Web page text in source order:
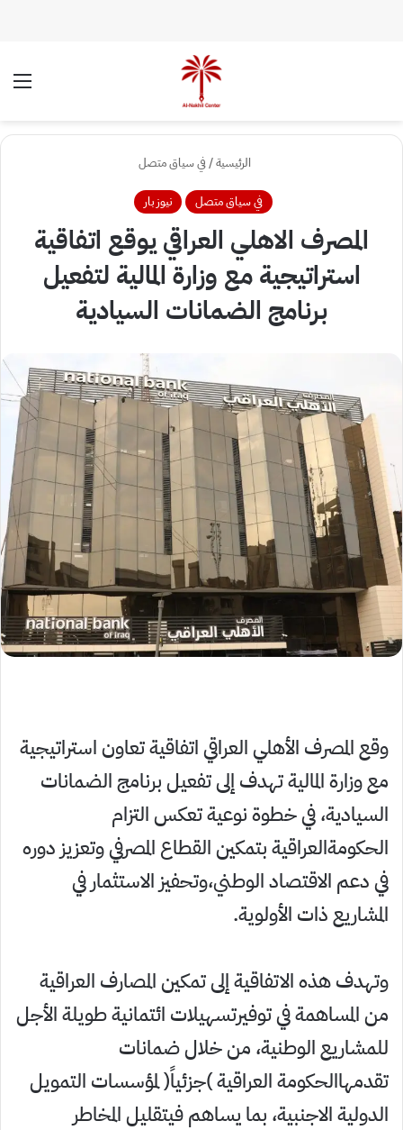
الرئيسية/في سياق متصل
في سياق متصل نيوز بار
المصرف الاهلي العراقي يوقع اتفاقية
استراتيجية مع وزارة المالية لتفعيل
برنامج الضمانات السيادية
وقع المصرف الأهلي العراقي اتفاقية تعاون استراتيجية
مع وزارة المالية تهدف إلى تفعيل برنامج الضمانات
السيادية، في خطوة نوعية تعكس التزام
الحكومةالعراقية بتمكين القطاع المصرفي وتعزيز دوره
في دعم الاقتصاد الوطني،وتحفيز الاستثمار في
المشاريع ذات الأولوية.
وتهدف هذه الاتفاقية إلى تمكين المصارف العراقية
من المساهمة في توفيرتسهيلات ائتمانية طويلة الأجل
للمشاريع الوطنية، من خلال ضمانات
تقدمهاالحكومة العراقية )جزئياً( لمؤسسات التمويل
الدولية الاجنبية، بما يساهم فيتقليل المخاطر